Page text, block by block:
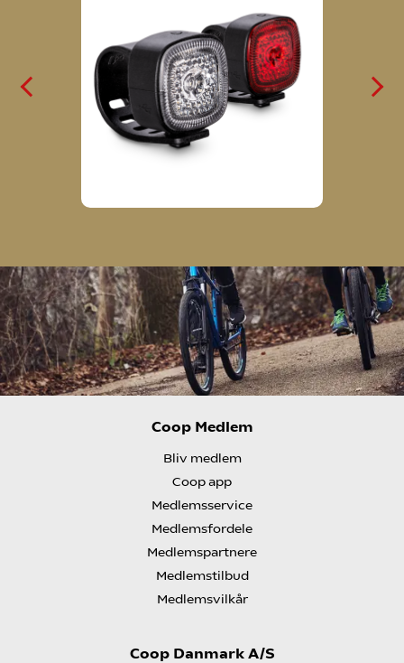
Coop Medlem
Bliv medlem
Coop app
Medlemsservice
Medlemsfordele
Medlemspartnere
Medlemstilbud
Medlemsvilkår
Coop Danmark A/S